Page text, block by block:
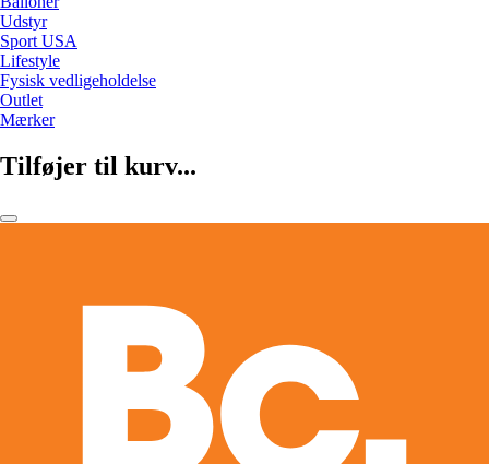
Udstyr
Sport USA
Lifestyle
Fysisk vedligeholdelse
Outlet
Mærker
Tilføjer til kurv...